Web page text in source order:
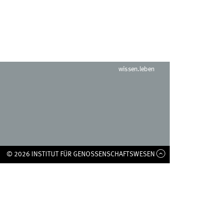
wissen.leben
© 2026 INSTITUT FÜR GENOSSENSCHAFTSWESEN